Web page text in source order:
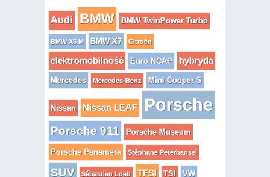
Audi BMW BMW TwinPower Turbo
BMW X5 M BMW X7 Citroën
elektromobilność Euro NCAP hybryda
Mercedes Mercedes-Benz Mini Cooper S
Nissan Nissan LEAF Porsche
Porsche 911 Porsche Museum
Porsche Panamera Stéphane Peterhansel
SUV Sébastien Loeb TFSI TSI VW